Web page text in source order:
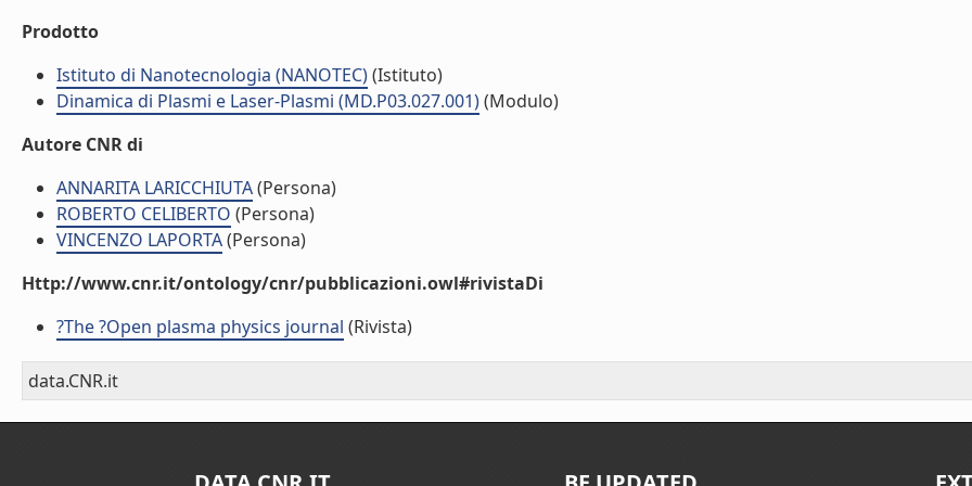
Prodotto
Istituto di Nanotecnologia (NANOTEC)(Istituto)
Dinamica di Plasmi e Laser-Plasmi (MD.P03.027.001)(Modulo)
Autore CNR di
ANNARITA LARICCHIUTA(Persona)
ROBERTO CELIBERTO (Persona)
VINCENZO LAPORTA(Persona)
Http://www.cnr.it/ontology/cnr/pubblicazioni.owl#rivistaDi
?The ?Open plasma physics journal (Rivista)
data.CNR.it